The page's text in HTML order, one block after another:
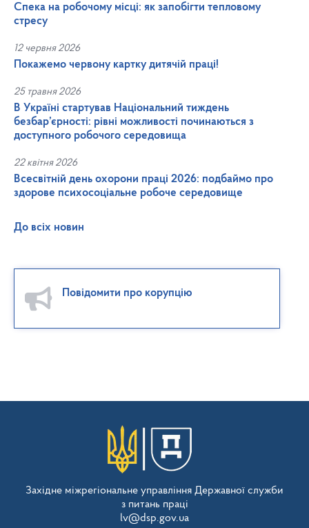
Спека на робочому місці: як запобігти тепловому
стресу
12 червня 2026
Покажемо червону картку дитячій праці!
25 травня 2026
В Україні стартував Національний тиждень
безбар’єрності: рівні можливості починаються з
доступного робочого середовища
22 квітня 2026
Всесвітній день охорони праці 2026: подбаймо про
здорове психосоціальне робоче середовище
До всіх новин
Повідомити про корупцію
Західне міжрегіональне управління Державної служби
з питань праці
lv@dsp.gov.ua